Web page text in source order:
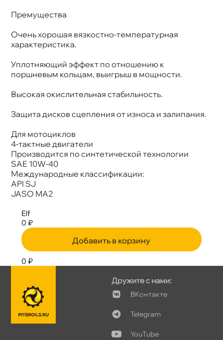
Премущества
Очень хорошая вязкостно-температурная
характеристика.
Уплотняющий эффект по отношению к
поршневым кольцам, выигрыш в мощности.
ысокая окислительная стабильность.
Защита дисков сцепления от износа и залипания.
Для мотоцикло
4-тактные двигатели
Производится по синтетической технологии
SAE 10W-40
Международные классификации:
API SJ
JASO MA2
Elf
0 ₽
Добавить в корзину
0 ₽
Дружите с нами:
Контакте
Telegram
YouTube